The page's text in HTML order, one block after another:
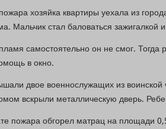
хозяйка квартиры уехала из
Мальчик стал баловаться зажигалкой
самостоятельно он не смог.
в окно.
двое военнослужащих из
вскрыли металлическую дверь.
пожара обгорел матрац на площади